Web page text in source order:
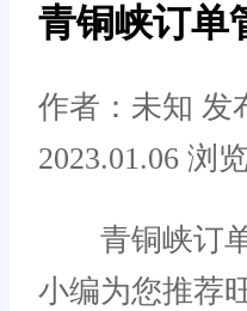
青铜峡订单
作者：未知 发
2023.01.06 浏
青铜峡订单
小编为您推荐